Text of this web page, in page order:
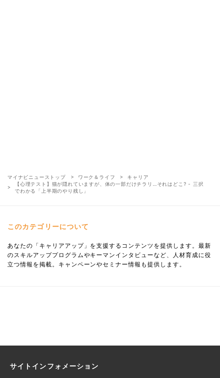
マイナビニューストップ ワーク＆ライフ
キャリア
【心理テスト】猫が隠れていますが、体の一部だけチラリ…それはどこ? - 三択
でわかる「上半期のやり残し」
このカテゴリーについて
あなたの「キャリアアップ」を支援するコンテンツを提供します。最新
のスキルアッププログラムやキーマンインタビューなど、人材育成に役
立つ情報を掲載。キャンペーンやセミナー情報も提供します。
サイトインフォメーション